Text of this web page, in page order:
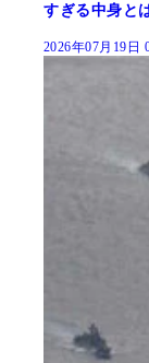
すぎる中身と
2026年07月19日